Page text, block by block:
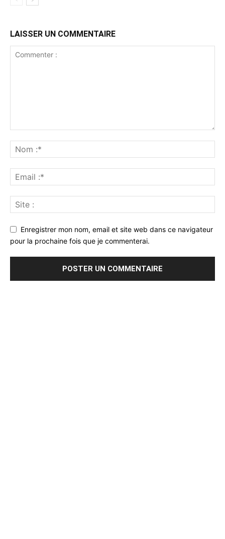
LAISSER UN COMMENTAIRE
Enregistrer mon nom, email et site web dans ce navigateur
pour la prochaine fois que je commenterai.